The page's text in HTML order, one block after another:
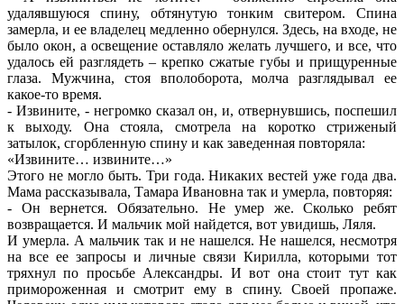
удалявшуюся спину, обтянутую тонким свитером. Спина
замерла, и ее владелец медленно обернулся. Здесь, на входе, не
было окон, а освещение оставляло желать лучшего, и все, что
удалось ей разглядеть – крепко сжатые губы и прищуренные
глаза. Мужчина, стоя вполоборота, молча разглядывал ее
какое-то время.
- Извините, - негромко сказал он, и, отвернувшись, поспешил
к выходу. Она стояла, смотрела на коротко стриженый
затылок, сгорбленную спину и как заведенная повторяла:
«Извините… извините…»
Этого не могло быть. Три года. Никаких вестей уже года два.
Мама рассказывала, Тамара Ивановна так и умерла, повторяя:
- Он вернется. Обязательно. Не умер же. Сколько ребят
возвращается. И мальчик мой найдется, вот увидишь, Ляля.
И умерла. А мальчик так и не нашелся. Не нашелся, несмотря
на все ее запросы и личные связи Кирилла, которыми тот
тряхнул по просьбе Александры. И вот она стоит тут как
примороженная и смотрит ему в спину. Своей пропаже.